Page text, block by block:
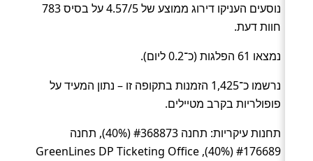
נוסעים העניקו דירוג ממוצע של 4.57/5 על בסיס 783
חוות דעת.
נמצאו 61 הפלגות (כ־0.2 ליום).
נרשמו כ־1,425 הזמנות בתקופה זו – נתון המעיד על
פופולריות בקרב מטיילים.
תחנות עיקריות: תחנה #368873 (40%), תחנה
#176689 (40%), GreenLines DP Ticketing Office